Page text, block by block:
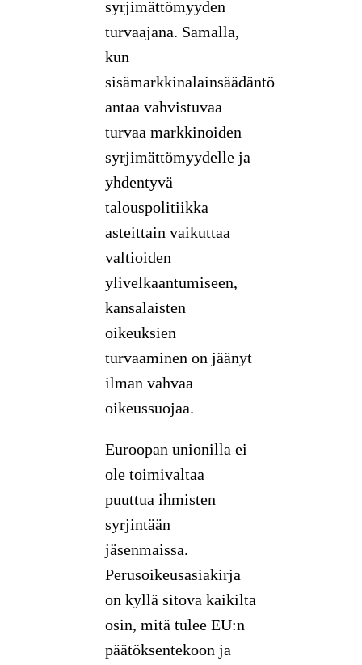
syrjimättömyyden
turvaajana. Samalla,
kun
sisämarkkinalainsäädäntö
antaa vahvistuvaa
turvaa markkinoiden
syrjimättömyydelle ja
yhdentyvä
talouspolitiikka
asteittain vaikuttaa
valtioiden
ylivelkaantumiseen,
kansalaisten
oikeuksien
turvaaminen on jäänyt
ilman vahvaa
oikeussuojaa.
Euroopan unionilla ei
ole toimivaltaa
puuttua ihmisten
syrjintään
jäsenmaissa.
Perusoikeusasiakirja
on kyllä sitova kaikilta
osin, mitä tulee EU:n
päätöksentekoon ja